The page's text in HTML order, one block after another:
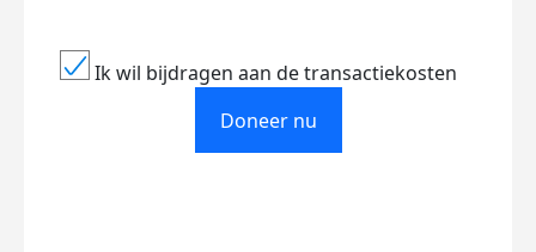
Ik wil bijdragen aan de transactiekosten
Doneer nu